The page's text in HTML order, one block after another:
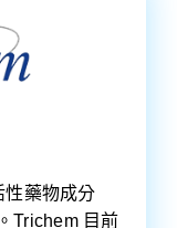
性藥物成分
Trichem 目前